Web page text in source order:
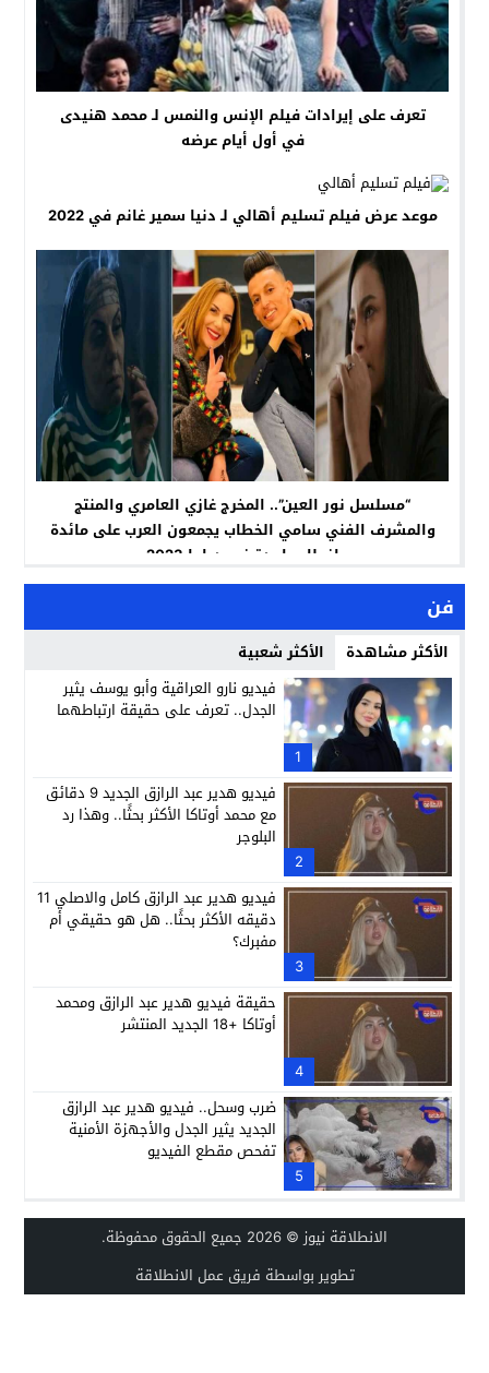
تعرف على إيرادات فيلم الإنس والنمس لـ محمد هنيدى
في أول أيام عرضه
موعد عرض فيلم تسليم أهالي لـ دنيا سمير غانم في 2022
“مسلسل نور العين”.. المخرج غازي العامري والمنتج
والمشرف الفني سامي الخطاب يجمعون العرب على مائدة
إفطار واحدة في دراما 2023
فن
الأكثر مشاهدة الأكثر شعبية
1
فيديو نارو العراقية وأبو يوسف يثير
الجدل.. تعرف على حقيقة ارتباطهما
2
فيديو هدير عبد الرازق الجديد 9 دقائق
مع محمد أوتاكا الأكثر بحثًا.. وهذا رد
البلوجر
3
فيديو هدير عبد الرازق كامل والاصلي 11
دقيقه الأكثر بحثًا.. هل هو حقيقي أم
مفبرك؟
4
حقيقة فيديو هدير عبد الرازق ومحمد
أوتاكا +18 الجديد المنتشر
5
ضرب وسحل.. فيديو هدير عبد الرازق
الجديد يثير الجدل والأجهزة الأمنية
تفحص مقطع الفيديو
الانطلاقة نيوز© 2026 جميع الحقوق محفوظة.
تطوير بواسطة فريق عمل الانطلاقة